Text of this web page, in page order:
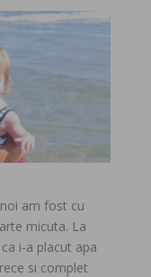
am fost cu
micuta. La
i-a placut apa
si complet